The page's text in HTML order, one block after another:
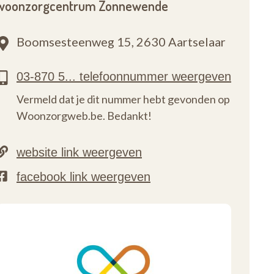
Zonnewende
Boomsesteenweg 15, 2630 Aartselaar
Vermeld dat je dit nummer hebt gevonden op
Woonzorgweb.be. Bedankt!